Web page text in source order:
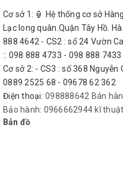
Cơ sở 1: 🏮 Hệ thống cơ sở
Lạc long quân.Quận Tây Hồ.
888 4642 - CS2 : số 24 Vườn
:: 098 888 4733 - 098 888 7433
Cơ sở 2: - CS3 : số 368
0889 2525 68 - 09678 62 362
Điện thoại: 098888642 Bán
Bảo hành: 0966662944 kĩ
Bản đồ